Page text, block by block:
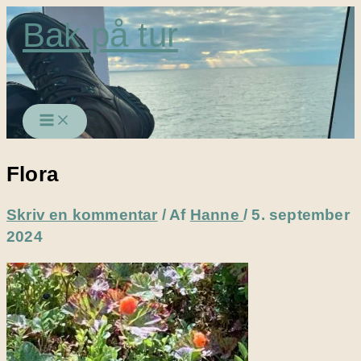
Gå
til
indholdet
Bak på tur
Flora
Skriv en kommentar / Af Hanne/5. september
2024